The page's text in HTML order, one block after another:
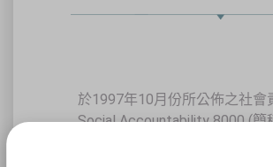
於1997年10月份所公佈之社會
Social Accountability 8000 (簡